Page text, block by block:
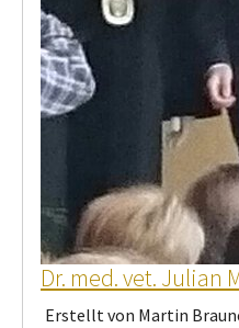
Dr. med. vet. Julian
Erstellt von Martin